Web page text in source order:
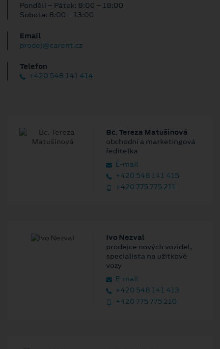
Pondělí – Pátek: 8:00 – 18:00
Sobota: 8:00 – 13:00
Email
prodej@carent.cz
Telefon
+420 548 141 414
Bc. Tereza Matušinová
obchodní a marketingová
ředitelka
E‑mail
+420 548 141 415
+420 775 775 211
Ivo Nezval
prodejce nových vozidel,
specialista na užitkové
vozy
E‑mail
+420 548 141 413
+420 775 775 210